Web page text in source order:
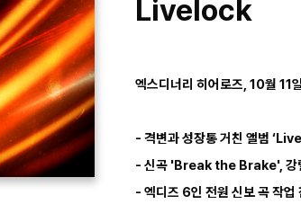
Livelock
엑스디너리 히어로즈, 10월
- 격변과 성장통 거친 앨범
- 신곡 'Break the Brake', 강렬
- 엑디즈 6인 전원 신보 곡 작업